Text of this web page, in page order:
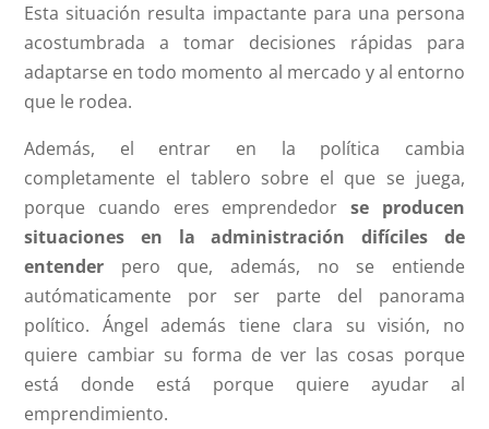
Esta situación resulta impactante para una persona
acostumbrada a tomar decisiones rápidas para
adaptarse en todo momento al mercado y al entorno
que le rodea.
Además, el entrar en la política cambia
completamente el tablero sobre el que se juega,
porque cuando eres emprendedor se producen
situaciones en la administración difíciles de
entender pero que, además, no se entiende
autómaticamente por ser parte del panorama
político. Ángel además tiene clara su visión, no
quiere cambiar su forma de ver las cosas porque
está donde está porque quiere ayudar al
emprendimiento.